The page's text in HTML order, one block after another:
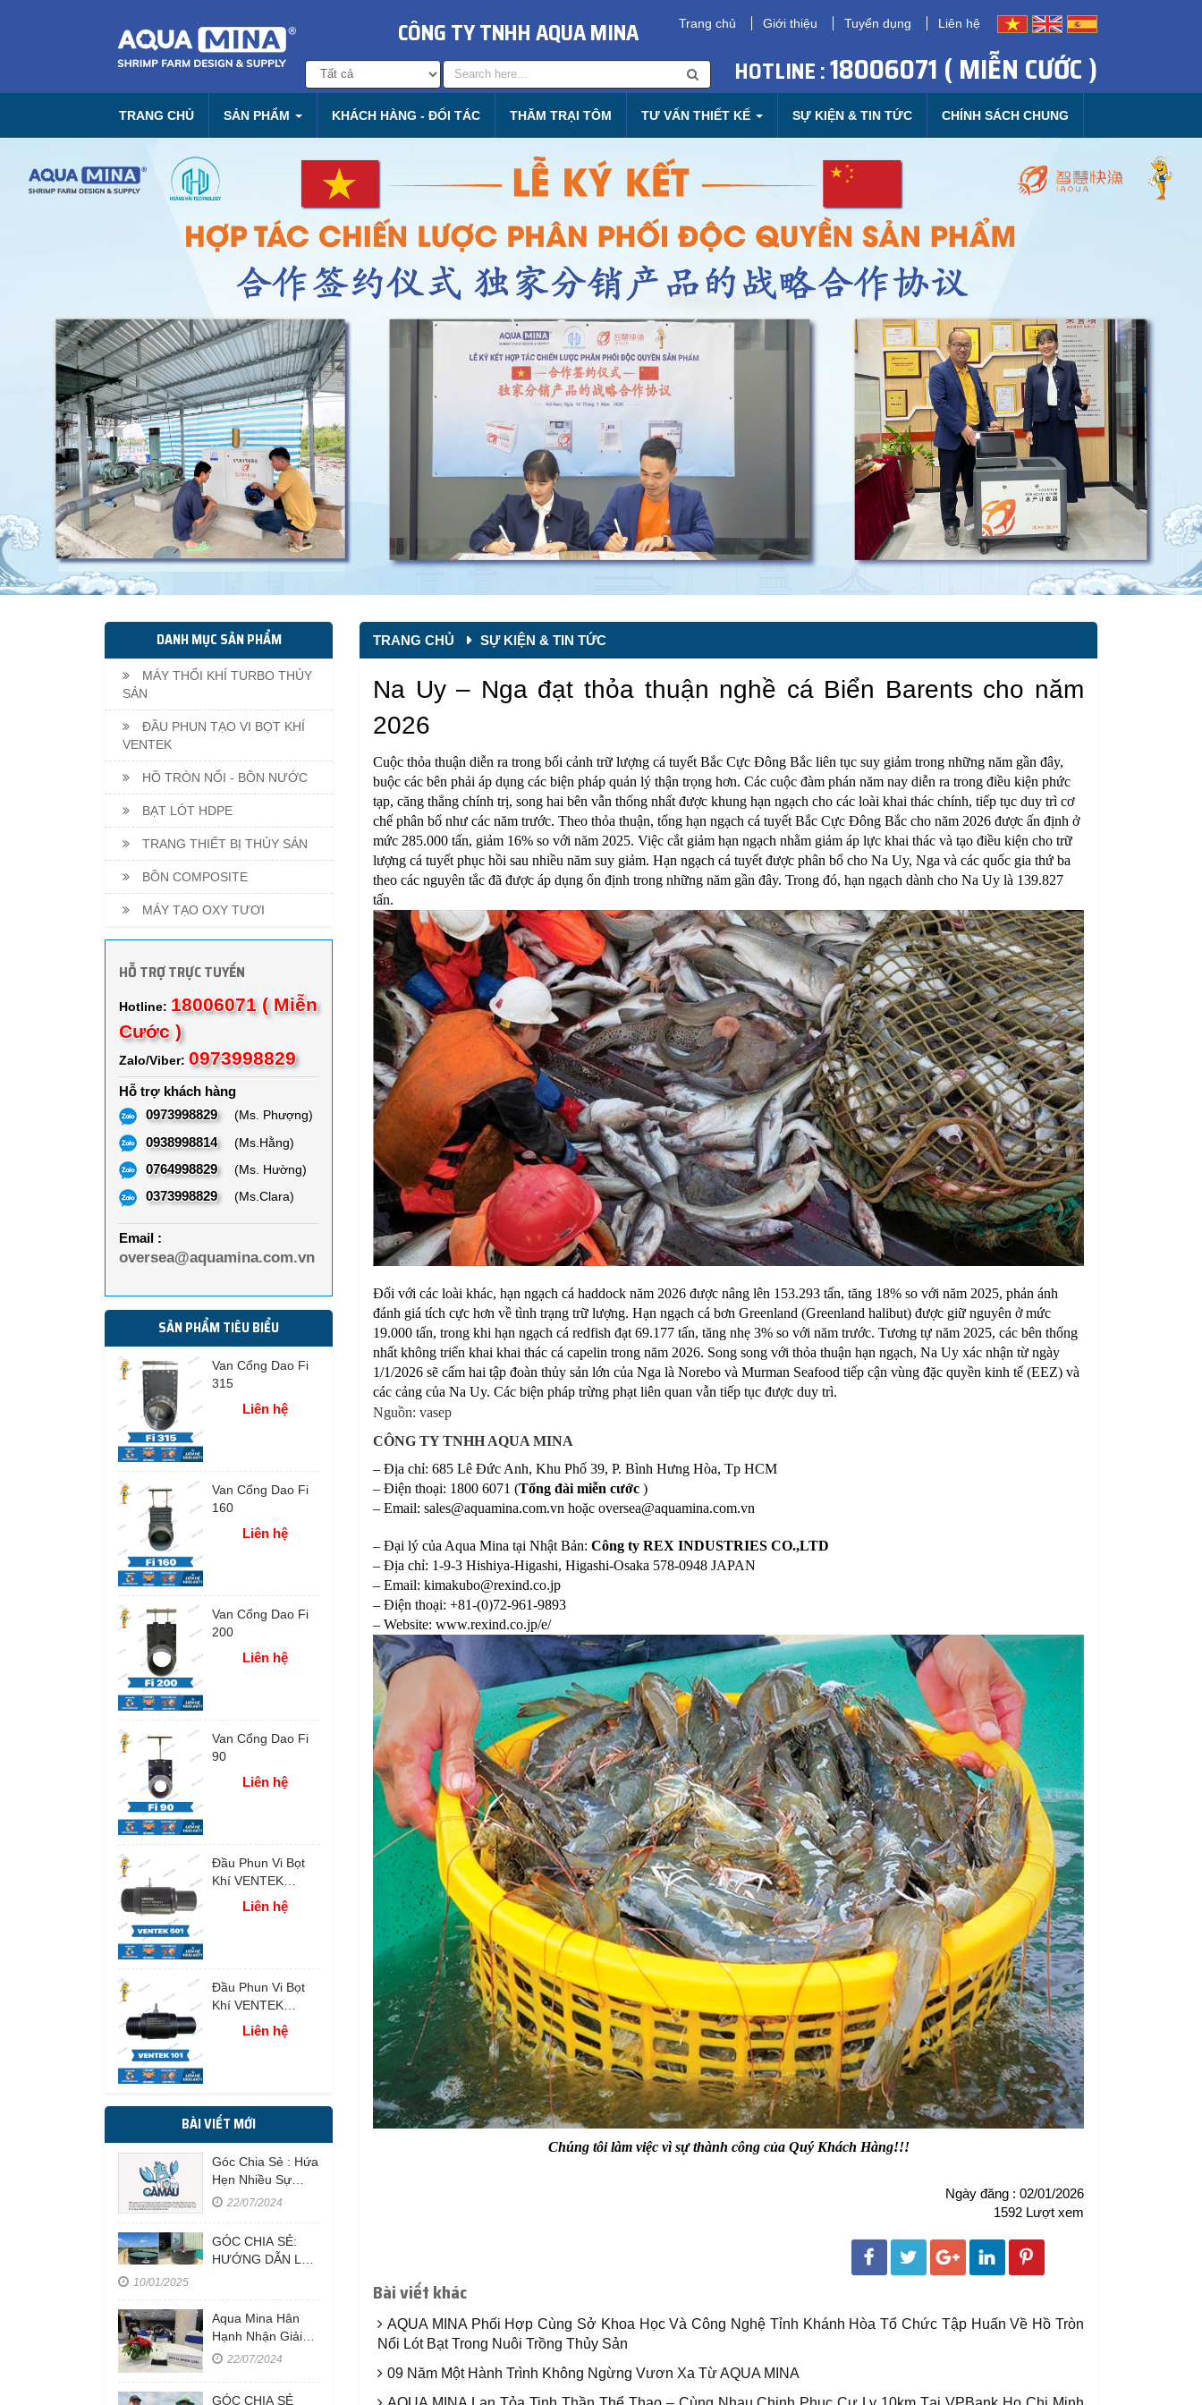
Trang chủ Giới thiệu Tuyển dụng Liên hệ
HOTLINE :18006071 ( MIỄN CƯỚC )
CÔNG TY TNHH AQUA MINA
TRANG CHỦ SẢN PHẨM KHÁCH HÀNG - ĐỐI TÁC THĂM TRẠI TÔM TƯ VẤN THIẾT KẾ SỰ KIỆN & TIN TỨC CHÍNH SÁCH CHUNG
TRANG CHỦ SỰ KIỆN & TIN TỨC
Na Uy – Nga đạt thỏa thuận nghề cá Biển Barents cho năm
2026
Cuộc thỏa thuận diễn ra trong bối cảnh trữ lượng cá tuyết Bắc Cực Đông Bắc liên tục suy giảm trong những năm gần đây,
buộc các bên phải áp dụng các biện pháp quản lý thận trọng hơn. Các cuộc đàm phán năm nay diễn ra trong điều kiện phức
tạp, căng thẳng chính trị, song hai bên vẫn thống nhất được khung hạn ngạch cho các loài khai thác chính, tiếp tục duy trì cơ
chế phân bổ như các năm trước. Theo thỏa thuận, tổng hạn ngạch cá tuyết Bắc Cực Đông Bắc cho năm 2026 được ấn định ở
mức 285.000 tấn, giảm 16% so với năm 2025. Việc cắt giảm hạn ngạch nhằm giảm áp lực khai thác và tạo điều kiện cho trữ
lượng cá tuyết phục hồi sau nhiều năm suy giảm. Hạn ngạch cá tuyết được phân bổ cho Na Uy, Nga và các quốc gia thứ ba
theo các nguyên tắc đã được áp dụng ổn định trong những năm gần đây. Trong đó, hạn ngạch dành cho Na Uy là 139.827
tấn.
Đối với các loài khác, hạn ngạch cá haddock năm 2026 được nâng lên 153.293 tấn, tăng 18% so với năm 2025, phản ánh
đánh giá tích cực hơn về tình trạng trữ lượng. Hạn ngạch cá bơn Greenland (Greenland halibut) được giữ nguyên ở mức
19.000 tấn, trong khi hạn ngạch cá redfish đạt 69.177 tấn, tăng nhẹ 3% so với năm trước. Tương tự năm 2025, các bên thống
nhất không triển khai khai thác cá capelin trong năm 2026. Song song với thỏa thuận hạn ngạch, Na Uy xác nhận từ ngày
1/1/2026 sẽ cấm hai tập đoàn thủy sản lớn của Nga là Norebo và Murman Seafood tiếp cận vùng đặc quyền kinh tế (EEZ) và
các cảng của Na Uy. Các biện pháp trừng phạt liên quan vẫn tiếp tục được duy trì.
Nguồn: vasep
CÔNG TY TNHH AQUA MINA
– Địa chỉ: 685 Lê Đức Anh, Khu Phố 39, P. Bình Hưng Hòa, Tp HCM
– Điện thoại: 1800 6071 (Tổng đài miễn cước )
– Email: sales@aquamina.com.vn hoặc oversea@aquamina.com.vn
– Đại lý của Aqua Mina tại Nhật Bản: Công ty REX INDUSTRIES CO.,LTD
– Địa chỉ: 1-9-3 Hishiya-Higashi, Higashi-Osaka 578-0948 JAPAN
– Email: kimakubo@rexind.co.jp
– Điện thoại: +81-(0)72-961-9893
– Website: www.rexind.co.jp/e/
Chúng tôi làm việc vì sự thành công của Quý Khách Hàng!!!
Ngày đăng : 02/01/2026
1592 Lượt xem
Bài viết khác
AQUA MINA Phối Hợp Cùng Sở Khoa Học Và Công Nghệ Tỉnh Khánh Hòa Tổ Chức Tập Huấn Về Hồ Tròn
Nổi Lót Bạt Trong Nuôi Trồng Thủy Sản
09 Năm Một Hành Trình Không Ngừng Vươn Xa Từ AQUA MINA
DANH MỤC SẢN PHẨM
MÁY THỔI KHÍ TURBO THỦY
SẢN
ĐẦU PHUN TẠO VI BỌT KHÍ
VENTEK
HỒ TRÒN NỔI - BỒN NƯỚC
BẠT LÓT HDPE
TRANG THIẾT BỊ THỦY SẢN
BỒN COMPOSITE
MÁY TẠO OXY TƯƠI
HỖ TRỢ TRỰC TUYẾN
Hotline: 18006071 ( Miễn
Cước )
Zalo/Viber: 0973998829
Hỗ trợ khách hàng
0973998829
(Ms. Phượng)
0938998814 (Ms.Hằng)
0764998829 (Ms. Hường)
0373998829 (Ms.Clara)
Email :
oversea@aquamina.com.vn
SẢN PHẨM TIÊU BIỂU
Van Cổng Dao Fi
315
Liên hệ
Van Cổng Dao Fi
160
Liên hệ
Van Cổng Dao Fi
200
Liên hệ
Van Cổng Dao Fi
90
Liên hệ
Đầu Phun Vi Bọt
Khí VENTEK
HSN501Liên hệ
Đầu Phun Vi Bọt
Khí VENTEK
HSN101Liên hệ
BÀI VIẾT MỚI
Góc Chia Sẻ : Hứa
Hẹn Nhiều Sự
Kiện Hấp Dẫn Tại
Mau Năm 2023
22/07/2024
GÓC CHIA SẺ:
HƯỚNG DẪN LẮP
10/01/2025
Aqua Mina Hân
Hạnh Nhận Giải
Thưởng Doanh
22/07/2024
GÓC CHIA SẺ